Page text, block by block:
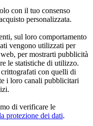
con il tuo consenso
personalizzata.
sul loro comportamento
vengono utilizzati per
per mostrarti pubblicità
le statistiche di utilizzo.
con quelli di
i loro canali pubblicitari
di verificare le
protezione dei dati.